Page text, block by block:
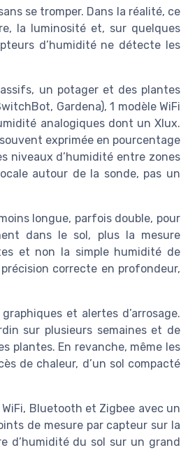
se tromper. Dans la réalité, ce
la luminosité et, sur quelques
d’humidité ne détecte les
un potager et des plantes
Gardena), 1 modèle WiFi
analogiques dont un Xlux.
exprimée en pourcentage
niveaux d’humidité entre zones
autour de la sonde, pas un
longue, parfois double, pour
dans le sol, plus la mesure
et non la simple humidité de
correcte en profondeur,
et alertes d’arrosage.
sur plusieurs semaines et de
plantes. En revanche, même les
de chaleur, d’un sol compacté
Bluetooth et Zigbee avec un
de mesure par capteur sur la
d’humidité du sol sur un grand